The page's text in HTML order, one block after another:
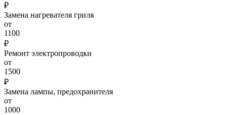
₽
Замена нагревателя гриля
от
1100
₽
Ремонт электропроводки
от
1500
₽
Замена лампы, предохранителя
от
1000